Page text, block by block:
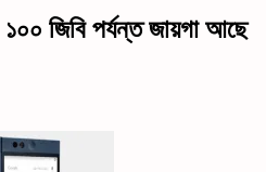
জিবি পর্যন্ত জায়গা আছে